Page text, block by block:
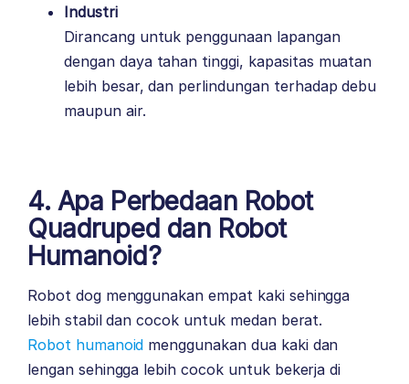
Industri
Dirancang untuk penggunaan lapangan
dengan daya tahan tinggi, kapasitas muatan
lebih besar, dan perlindungan terhadap debu
maupun air.
4. Apa Perbedaan Robot
Quadruped dan Robot
Humanoid?
Robot dog menggunakan empat kaki sehingga
lebih stabil dan cocok untuk medan berat.
Robot humanoid menggunakan dua kaki dan
lengan sehingga lebih cocok untuk bekerja di